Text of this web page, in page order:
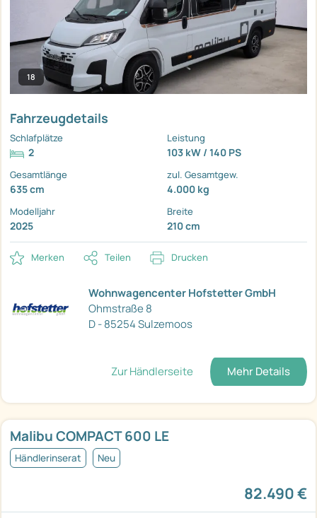
18
Fahrzeugdetails
Schlafplätze
2
Leistung
103 kW / 140 PS
Gesamtlänge
635 cm
zul. Gesamtgew.
4.000 kg
Modelljahr
2025
Breite
210 cm
Merken Teilen Drucken
Wohnwagencenter Hofstetter GmbH
Ohmstraße 8
D - 85254 Sulzemoos
Zur Händlerseite Mehr Details
Malibu COMPACT 600 LE
Händlerinserat Neu
82.490 €